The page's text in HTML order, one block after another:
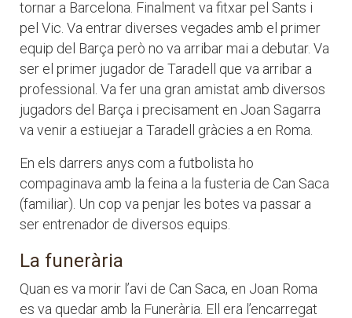
tornar a Barcelona. Finalment va fitxar pel Sants i
pel Vic. Va entrar diverses vegades amb el primer
equip del Barça però no va arribar mai a debutar. Va
ser el primer jugador de Taradell que va arribar a
professional. Va fer una gran amistat amb diversos
jugadors del Barça i precisament en Joan Sagarra
va venir a estiuejar a Taradell gràcies a en Roma.
En els darrers anys com a futbolista ho
compaginava amb la feina a la fusteria de Can Saca
(familiar). Un cop va penjar les botes va passar a
ser entrenador de diversos equips.
La funerària
Quan es va morir l’avi de Can Saca, en Joan Roma
es va quedar amb la Funerària. Ell era l’encarregat